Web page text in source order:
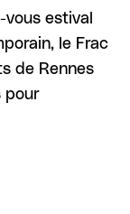
vous estival
le Frac
de Rennes
pour